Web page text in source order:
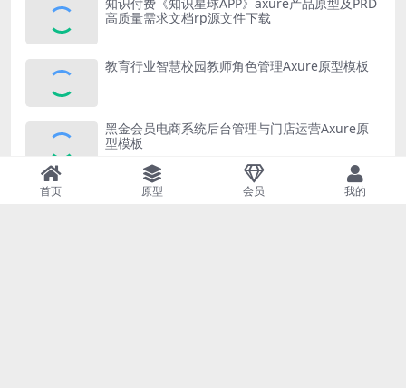
高质量需求文档rp源文件下载
教育行业智慧校园教师角色管理Axure原型模板
黑金会员电商系统后台管理与门店运营Axure原
型模板
首页 原型 会员 我的